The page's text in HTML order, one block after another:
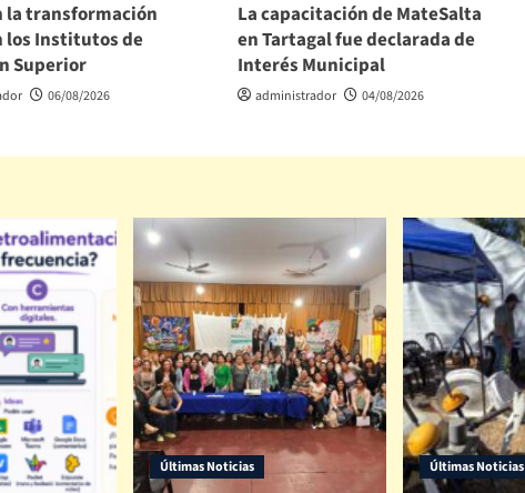
la transformación
los Institutos de
Superior
06/08/2026
La capacitación de MateSalta
en Tartagal fue declarada de
Interés Municipal
administrador 04/08/2026
Últimas Noticias Últimas Noticias